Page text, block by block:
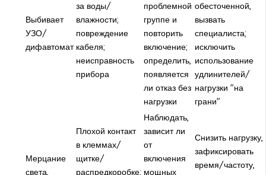
Выбивает
УЗО/
дифавтомат
за воды/
влажности;
повреждение
кабеля;
неисправность
прибора
проблемной
группе и
повторить
включение;
определить,
появляется
ли отказ без
нагрузки
обесточенной,
вызвать
специалиста;
исключить
использование
удлинителей/
нагрузки "на
грани"
Мерцание
света,
Плохой контакт
в клеммах/
щитке/
распредкоробке;
Наблюдать,
зависит ли
от
включения
мощных
Снизить нагрузку,
зафиксировать
время/частоту,